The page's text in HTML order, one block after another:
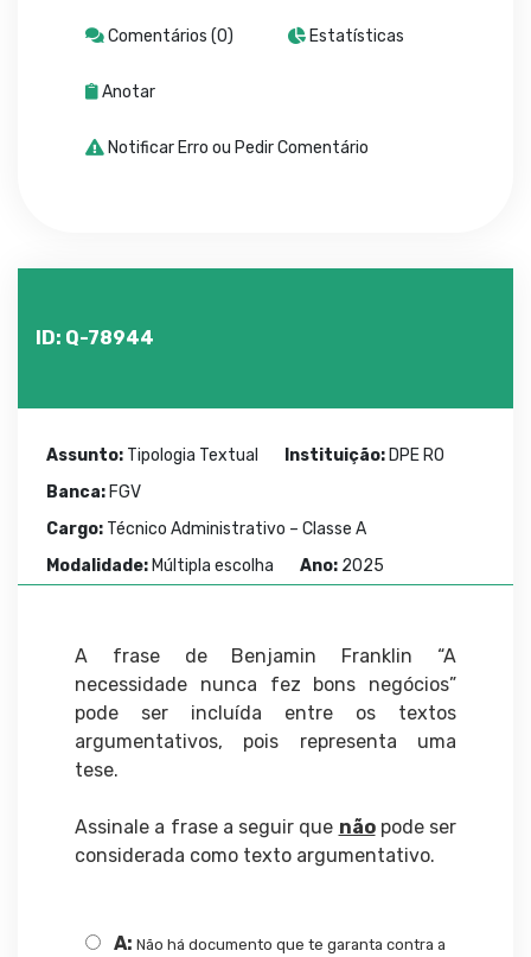
Comentários (0) Estatísticas
Anotar
Notificar Erro ou Pedir Comentário
ID: Q-78944
Assunto: Tipologia Textual Instituição: DPE RO
Banca: FGV
Cargo: Técnico Administrativo – Classe A
Modalidade: Múltipla escolha Ano: 2025
A frase de Benjamin Franklin “A
necessidade nunca fez bons negócios”
pode ser incluída entre os textos
argumentativos, pois representa uma
tese.
Assinale a frase a seguir que nãopode ser
considerada como texto argumentativo.
A: Não há documento que te garanta contra a